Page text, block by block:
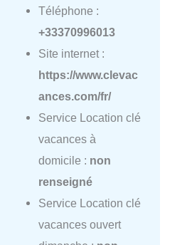
Téléphone :
+33370996013
Site internet :
https://www.clevac
ances.com/fr/
Service Location clé
vacances à
domicile : non
renseigné
Service Location clé
vacances ouvert